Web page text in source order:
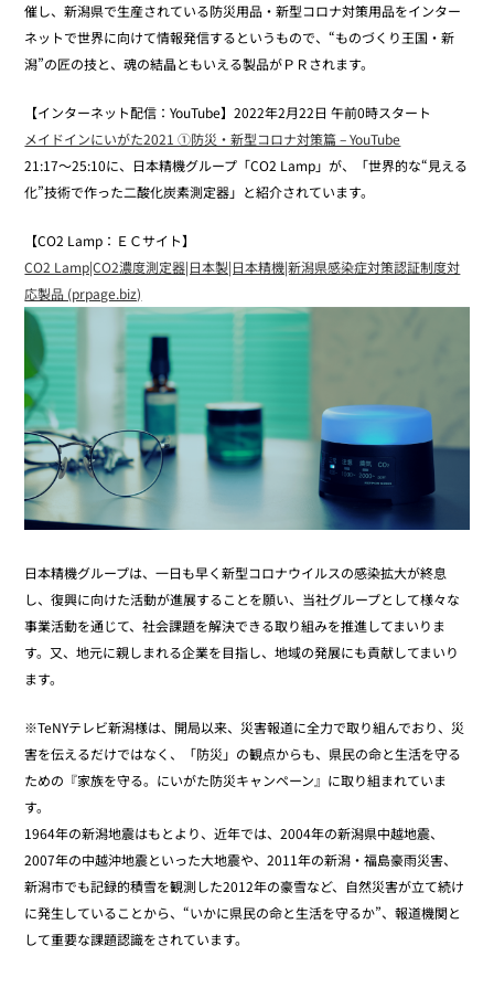
催し、新潟県で生産されている防災用品・新型コロナ対策用品をインター
ネットで世界に向けて情報発信するというもので、“ものづくり王国・新
潟”の匠の技と、魂の結晶ともいえる製品がＰＲされます。
【インターネット配信：YouTube】2022年2月22日 午前0時スタート
メイドインにいがた2021 ①防災・新型コロナ対策篇 – YouTube
21:17～25:10に、日本精機グループ「CO2 Lamp」が、「世界的な“見える
化”技術で作った二酸化炭素測定器」と紹介されています。
【CO2 Lamp：ＥＣサイト】
CO2 Lamp|CO2濃度測定器|日本製|日本精機|新潟県感染症対策認証制度対
応製品 (prpage.biz)
日本精機グループは、一日も早く新型コロナウイルスの感染拡大が終息
し、復興に向けた活動が進展することを願い、当社グループとして様々な
事業活動を通じて、社会課題を解決できる取り組みを推進してまいりま
す。又、地元に親しまれる企業を目指し、地域の発展にも貢献してまいり
ます。
※TeNYテレビ新潟様は、開局以来、災害報道に全力で取り組んでおり、災
害を伝えるだけではなく、「防災」の観点からも、県民の命と生活を守る
ための『家族を守る。にいがた防災キャンペーン』に取り組まれていま
す。
1964年の新潟地震はもとより、近年では、2004年の新潟県中越地震、
2007年の中越沖地震といった大地震や、2011年の新潟・福島豪雨災害、
新潟市でも記録的積雪を観測した2012年の豪雪など、自然災害が立て続け
に発生していることから、“いかに県民の命と生活を守るか”、報道機関と
して重要な課題認識をされています。